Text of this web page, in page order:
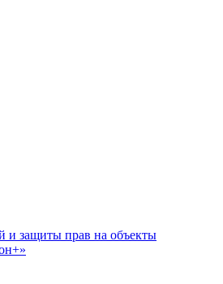
и защиты прав на объекты